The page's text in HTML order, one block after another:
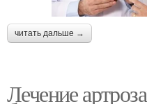
читать дальше →
Лечение